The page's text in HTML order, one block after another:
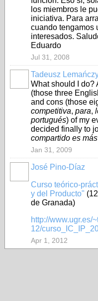
los miembros le
iniciativa. Para
cuando tengamos
interesados.
Eduardo
Jul 31, 2008
Tadeusz
What should I do?
(those three
and cons (those
competitiva, para,
portugués) of my
decided finally to
compartido es
Jan 31, 2009
José Pino-Díaz
Curso teórico-
y del Producto"
de Granada)
http://www.ugr.es/
12/
Apr 1, 2012